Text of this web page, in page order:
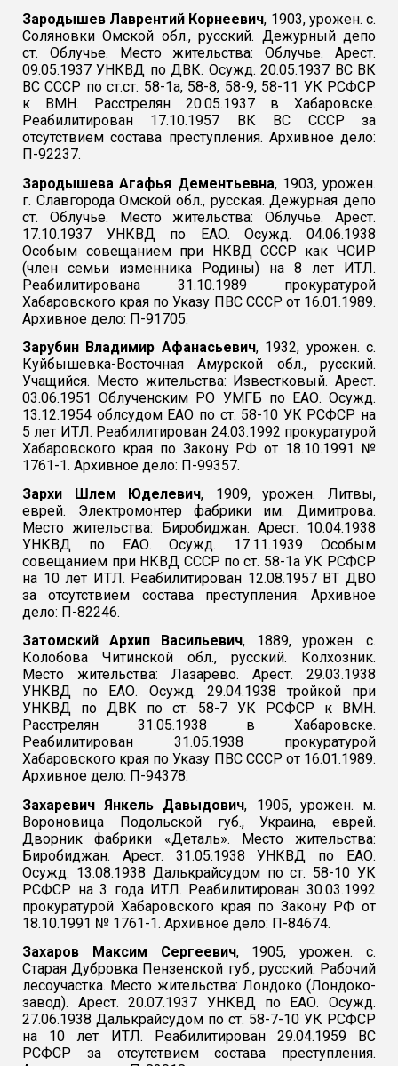
Зародышев Лаврентий Корнеевич, 1903, урожен. с.
Соляновки Омской обл., русский. Дежурный депо
ст. Облучье. Место жительства: Облучье. Арест.
09.05.1937 УНКВД по ДВК. Осужд. 20.05.1937 ВС ВК
ВС СССР по ст.ст. 58-1а, 58-8, 58-9, 58-11 УК РСФСР
к ВМН. Расстрелян 20.05.1937 в Хабаровске.
Реабилитирован 17.10.1957 ВК ВС СССР за
отсутствием состава преступления. Архивное дело:
П-92237.
Зародышева Агафья Дементьевна, 1903, урожен.
г. Славгорода Омской обл., русская. Дежурная депо
ст. Облучье. Место жительства: Облучье. Арест.
17.10.1937 УНКВД по ЕАО. Осужд. 04.06.1938
Особым совещанием при НКВД СССР как ЧСИР
(член семьи изменника Родины) на 8 лет ИТЛ.
Реабилитирована 31.10.1989 прокуратурой
Хабаровского края по Указу ПВС СССР от 16.01.1989.
Архивное дело: П-91705.
Зарубин Владимир Афанасьевич, 1932, урожен. с.
Куйбышевка-Восточная Амурской обл., русский.
Учащийся. Место жительства: Известковый. Арест.
03.06.1951 Облученским РО УМГБ по ЕАО. Осужд.
13.12.1954 облсудом ЕАО по ст. 58-10 УК РСФСР на
5 лет ИТЛ. Реабилитирован 24.03.1992 прокуратурой
Хабаровского края по Закону РФ от 18.10.1991 №
1761-1. Архивное дело: П-99357.
Зархи Шлем Юделевич, 1909, урожен. Литвы,
еврей. Электромонтер фабрики им. Димитрова.
Место жительства: Биробиджан. Арест. 10.04.1938
УНКВД по ЕАО. Осужд. 17.11.1939 Особым
совещанием при НКВД СССР по ст. 58-1а УК РСФСР
на 10 лет ИТЛ. Реабилитирован 12.08.1957 ВТ ДВО
за отсутствием состава преступления. Архивное
дело: П-82246.
Затомский Архип Васильевич, 1889, урожен. с.
Колобова Читинской обл., русский. Колхозник.
Место жительства: Лазарево. Арест. 29.03.1938
УНКВД по ЕАО. Осужд. 29.04.1938 тройкой при
УНКВД по ДВК по ст. 58-7 УК РСФСР к ВМН.
Расстрелян 31.05.1938 в Хабаровске.
Реабилитирован 31.05.1938 прокуратурой
Хабаровского края по Указу ПВС СССР от 16.01.1989.
Архивное дело: П-94378.
Захаревич Янкель Давыдович, 1905, урожен. м.
Вороновица Подольской губ., Украина, еврей.
Дворник фабрики «Деталь». Место жительства:
Биробиджан. Арест. 31.05.1938 УНКВД по ЕАО.
Осужд. 13.08.1938 Далькрайсудом по ст. 58-10 УК
РСФСР на 3 года ИТЛ. Реабилитирован 30.03.1992
прокуратурой Хабаровского края по Закону РФ от
18.10.1991 № 1761-1. Архивное дело: П-84674.
Захаров Максим Сергеевич, 1905, урожен. с.
Старая Дубровка Пензенской губ., русский. Рабочий
лесоучастка. Место жительства: Лондоко (Лондоко-
завод). Арест. 20.07.1937 УНКВД по ЕАО. Осужд.
27.06.1938 Далькрайсудом по ст. 58-7-10 УК РСФСР
на 10 лет ИТЛ. Реабилитирован 29.04.1959 ВС
РСФСР за отсутствием состава преступления.